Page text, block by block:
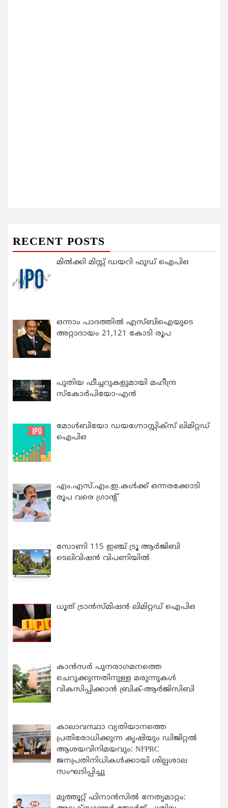
RECENT POSTS
മിൽക്കി മിസ്റ്റ് ഡയറി ഫുഡ് ഐപിഒ
ഒന്നാം പാദത്തിൽ എസ്ബിഐയുടെ
അറ്റാദായം 21,121 കോടി രൂപ
പുതിയ ഫീച്ചറുകളുമായി മഹീന്ദ്ര
സ്കോർപിയോ-എൻ
മോൾബിയോ ഡയഗ്നോസ്റ്റിക്സ് ലിമിറ്റഡ്
ഐപിഒ
എം.എസ്.എം.ഇ.കൾക്ക് ഒന്നരക്കോടി
രൂപ വരെ ഗ്രാന്റ്
സോണി 115 ഇഞ്ച് ട്രൂ ആർജിബി
ടെലിവിഷൻ വിപണിയിൽ
ധൂത് ട്രാൻസ്മിഷൻ ലിമിറ്റഡ് ഐപിഒ
കാന്‍സര്‍ പുനരാഗമനത്തെ
ചെറുക്കുന്നതിനുള്ള മരുന്നുകള്‍
വികസിപ്പിക്കാന്‍ ബ്രിക്-ആര്‍ജിസിബി
കാലാവസ്ഥാ വ്യതിയാനത്തെ
പ്രതിരോധിക്കുന്ന കൃഷിയും ഡിജിറ്റൽ
ആശയവിനിമയവും: NFPRC
ജനപ്രതിനിധികൾക്കായി ശില്പശാല
സംഘടിപ്പിച്ചു
മുത്തൂറ്റ് ഫിനാൻസിൽ നേതൃമാറ്റം: